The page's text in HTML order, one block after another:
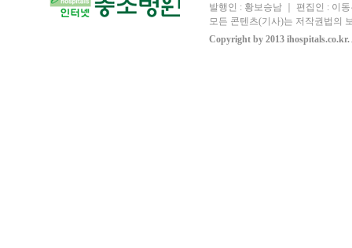
발행인 : 황보승남 ｜ 편집인 : 이
모든 콘텐츠(기사)는 저작권법의
Copyright by 2013 ihospitals.co.kr.